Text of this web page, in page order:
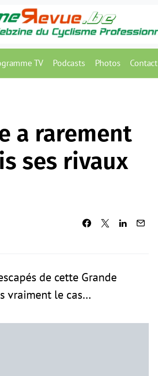
TV Podcasts Photos Contact
a rarement
ses rivaux
de cette Grande
vraiment le cas…